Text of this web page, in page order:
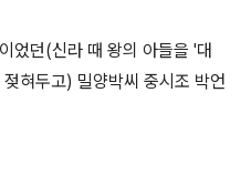
었던(신라 때 왕의 아들을 '대
혀두고) 밀양박씨 중시조 박언